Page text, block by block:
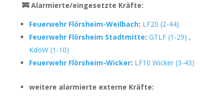
🚒 Alarmierte/eingesetzte Kräfte:
Feuerwehr Flörsheim-Weilbach: LF20 (2-44)
Feuerwehr Flörsheim Stadtmitte: GTLF (1-29) ,
KdoW (1-10)
Feuerwehr Flörsheim-Wicker: LF10 Wicker (3-43)
weitere alarmierte externe Kräfte: